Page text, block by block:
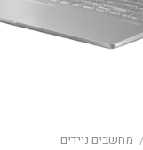
מחשבים ניידים